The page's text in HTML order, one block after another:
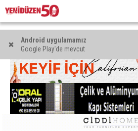
Android uygulamamız
Google Play'de mevcut